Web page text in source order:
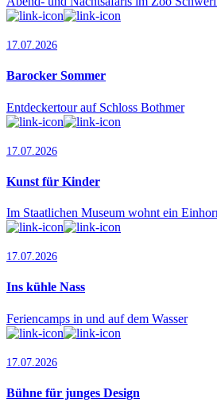
17.07.2026
Barocker Sommer
Entdeckertour auf Schloss Bothmer
17.07.2026
Kunst für Kinder
Im Staatlichen Museum wohnt ein
17.07.2026
Ins kühle Nass
Feriencamps in und auf dem Wasser
17.07.2026
Bühne für junges Design